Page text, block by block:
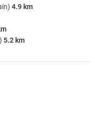
4.9 km
5.2 km